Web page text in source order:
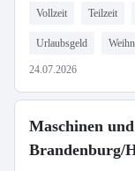
Vollzeit Teilzeit
Urlaubsgeld
24.07.2026
Maschinen
Brandenburg/